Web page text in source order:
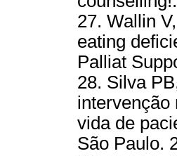
27. Wallin
eating
Palliat
28. Silva
intervenção
vida de
São